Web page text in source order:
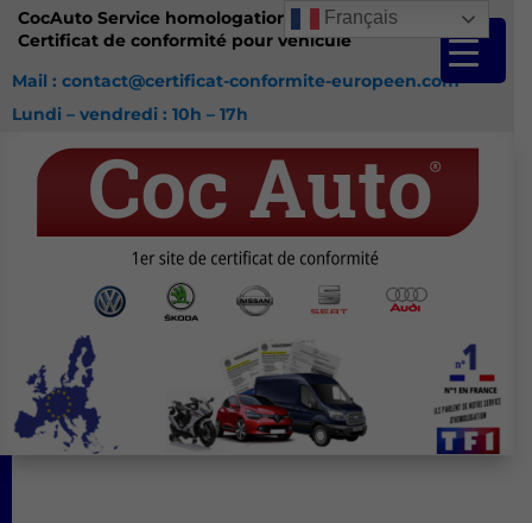
CocAuto Service homologation France
Certificat de conformité pour véhicule
Mail : contact@certificat-conformite-europeen.com
Lundi – vendredi : 10h – 17h
Français